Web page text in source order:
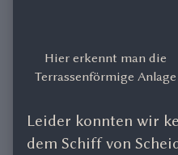
Hier erkennt man die
Terrassenförmige Anlage
Leider konnten wir
dem Schiff von